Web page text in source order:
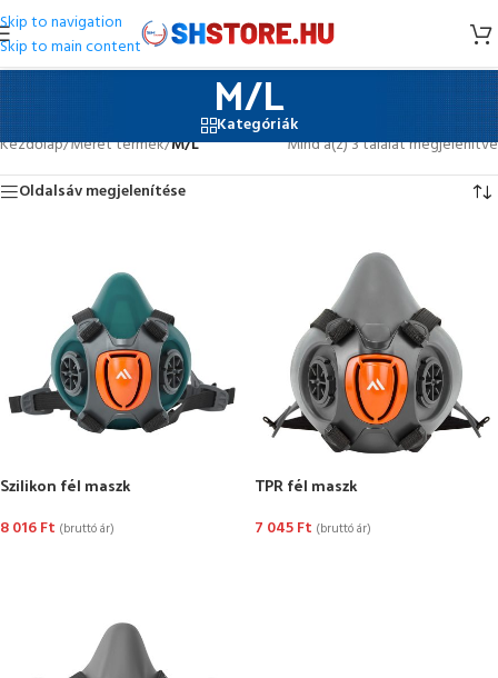
Skip to navigation
Skip to main content
M/L
Kategóriák
Kezdőlap/Méret termék/M/L
Mind a(z) 3 találat megjelenítve
Oldalsáv megjelenítése
Szilikon fél maszk
8 016Ft (bruttó ár)
TPR fél maszk
7 045Ft (bruttó ár)